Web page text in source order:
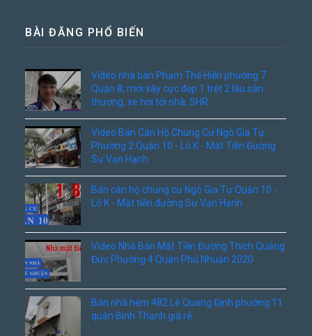
BÀI ĐĂNG PHỔ BIẾN
Video nhà bán Phạm Thế Hiển phường 7
Quận 8, mới xây cực đẹp 1 trệt 2 lầu sân
thượng, xe hơi tới nhà, SHR
Video Bán Căn Hộ Chung Cư Ngô Gia Tự
Phường 2 Quận 10 - Lô K - Mặt Tiền Đường
Sư Vạn Hạnh
Bán căn hộ chung cư Ngô Gia Tự Quận 10 -
Lô K - Mặt tiền đường Sư Vạn Hạnh
Video Nhà Bán Mặt Tiền Đường Thích Quảng
Đức Phường 4 Quận Phú Nhuận 2020
Bán nhà hẻm 482 Lê Quang Định phường 11
quận Bình Thạnh giá rẻ